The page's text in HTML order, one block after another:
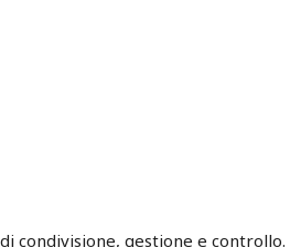
condivisione, gestione e controllo.